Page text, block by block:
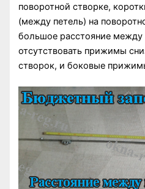
поворотной створке,
(между петель) на
большое расстояние
отсутствовать прижимы
створок, и боковые